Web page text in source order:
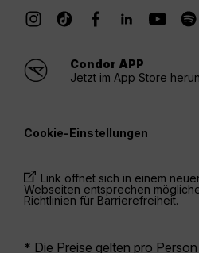
Condor APP
Jetzt im App Store
Cookie-Einstellungen
Link öffnet sich in einem
Webseiten entsprechen
Richtlinien für Barrierefreiheit.
* Die Preise gelten pro